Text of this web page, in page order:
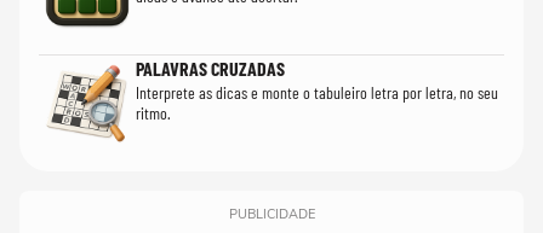
PALAVRAS CRUZADAS
Interprete as dicas e monte o tabuleiro letra por letra, no seu
ritmo.
PUBLICIDADE